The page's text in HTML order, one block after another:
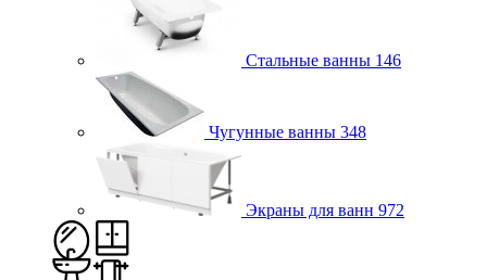
Стальные ванны 146
Чугунные ванны 348
Экраны для ванн 972